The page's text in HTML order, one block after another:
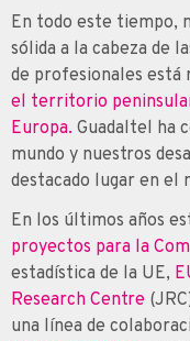
En todo este tiempo,
sólida a la cabeza de
de profesionales está
el territorio
Europa. Guadaltel ha
mundo y nuestros
destacado lugar en el
En los últimos años
proyectos para la
estadística de la UE,
Research Centre
una línea de